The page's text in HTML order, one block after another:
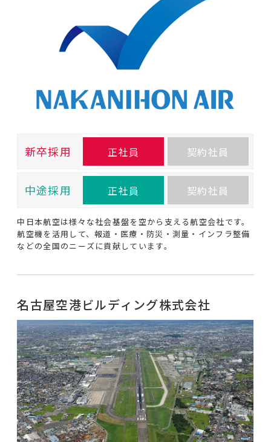
新卒採用 正社員 契約社員
中途採用 正社員 契約社員
中日本航空は様々な社会基盤を空から支える航空会社です。
航空機を活用して、報道・医療・防災・測量・インフラ整備
などの全国のニーズに貢献しています。
名古屋空港ビルディング株式会社